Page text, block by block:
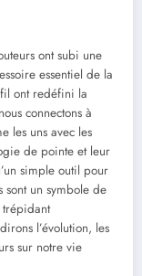
ont subi une
essentiel de la
ont redéfini la
connectons à
les uns avec les
de pointe et leur
simple outil pour
un symbole de
l’évolution, les
sur notre vie